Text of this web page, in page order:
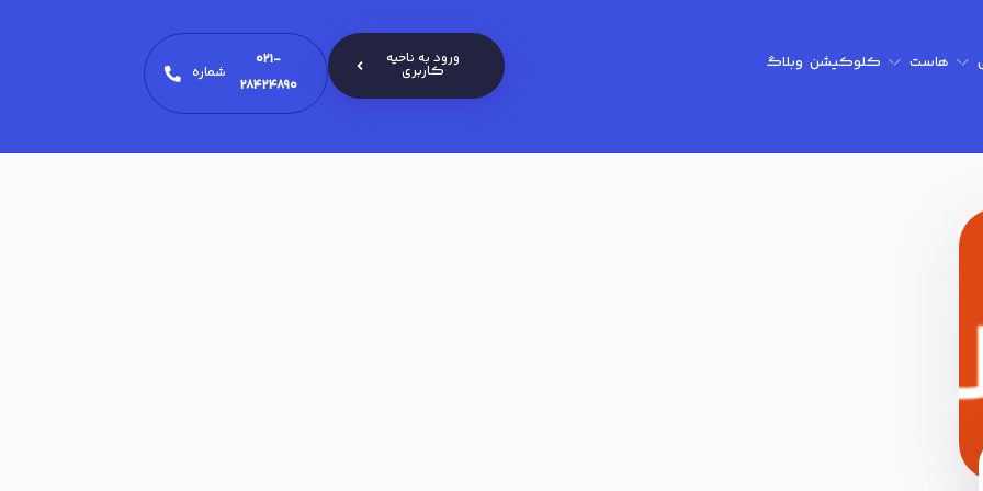
هاست کلوکیشن وبلاگ شماره
021-
28424890
ورود به ناحیه
کاربری